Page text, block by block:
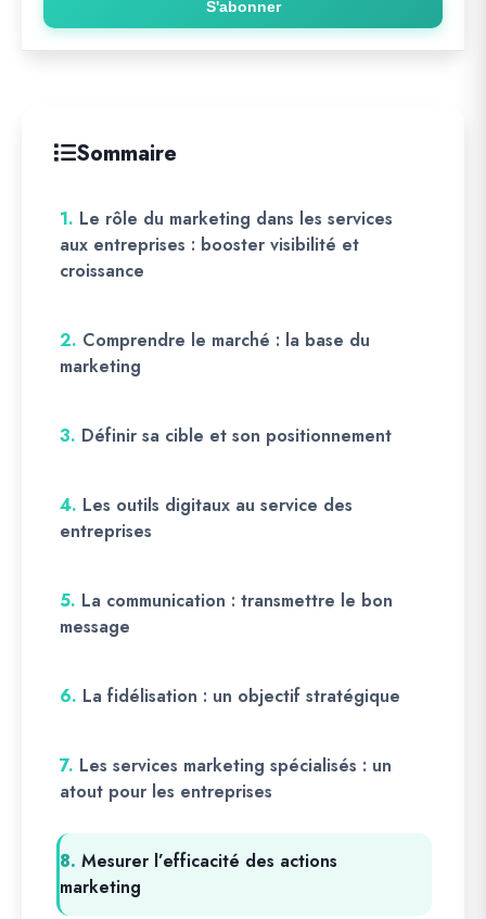
S'abonner
Sommaire
1. Le rôle du marketing dans les services
aux entreprises : booster visibilité et
croissance
2. Comprendre le marché : la base du
marketing
3. Définir sa cible et son positionnement
4. Les outils digitaux au service des
entreprises
5. La communication : transmettre le bon
message
6. La fidélisation : un objectif stratégique
7. Les services marketing spécialisés : un
atout pour les entreprises
8. Mesurer l’efficacité des actions
marketing